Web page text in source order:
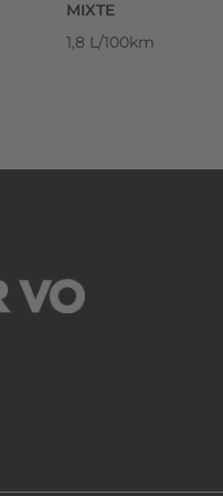
MIXTE
1,8 L/100km